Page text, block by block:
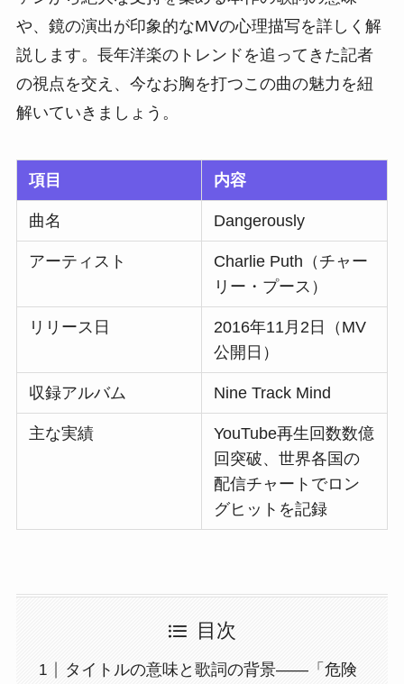
や、鏡の演出が印象的なMVの心理描写を詳しく解
説します。長年洋楽のトレンドを追ってきた記者
の視点を交え、今なお胸を打つこの曲の魅力を紐
解いていきましょう。
項目 内容
曲名 Dangerously
アーティスト
Charlie Puth（チャー
リー・プース）
リリース日
2016年11月2日（MV
公開日）
収録アルバム Nine Track Mind
主な実績
YouTube再生回数数億
回突破、世界各国の
配信チャートでロン
グヒットを記録
目次
タイトルの意味と歌詞の背景――「危険